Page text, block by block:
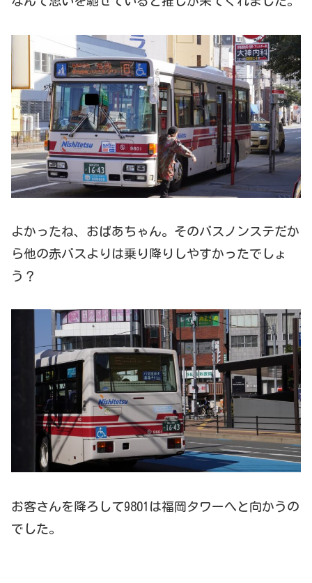
よかったね、おばあちゃん。そのバスノンステだか
ら他の赤バスよりは乗り降りしやすかったでしょ
う？
お客さんを降ろして9801は福岡タワーへと向かうの
でした。